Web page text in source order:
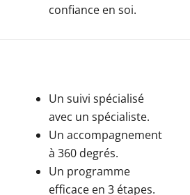
confiance en soi.
Un suivi spécialisé
avec un spécialiste.
Un accompagnement
à 360 degrés.
Un programme
efficace en 3 étapes.